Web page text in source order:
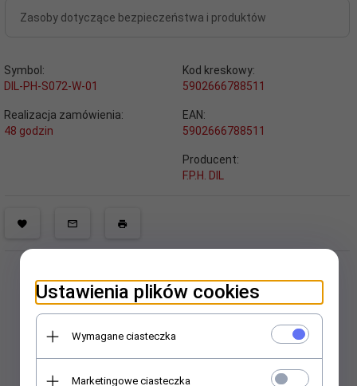
Zasoby dotyczące bezpieczeństwa i produktów
Symbol:
DIL-PH-S072-W-01
Kod kreskowy:
5902666788511
Realizacja zamówienia:
48 godzin
EAN:
5902666788511
Producent:
F.P.H. DIL
Ustawienia plików cookies
Wymagane ciasteczka
Marketingowe ciasteczka